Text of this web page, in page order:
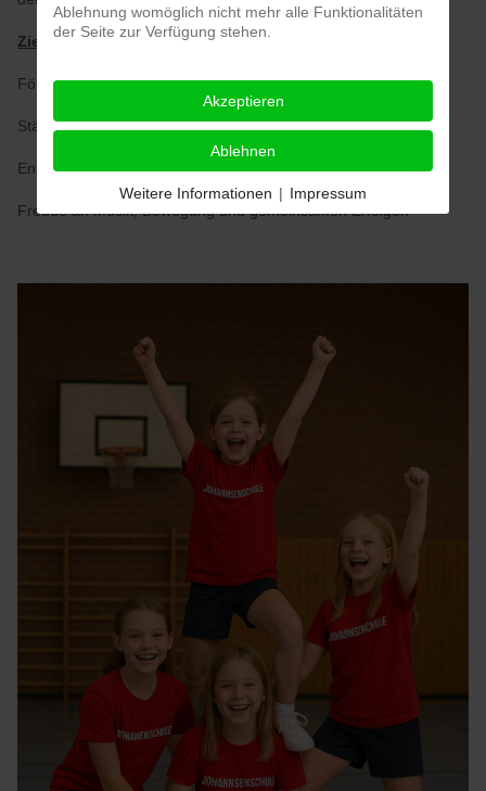
Ziele der Cheerleader-AG
Förderung von Körpergefühl, Rhythmus und Koordination
Stärkung des Selbstvertrauens und der Ausdrucksfähigkeit
Entwicklung von Teamgeist, Rücksichtnahme und Kreativität
Freude an Musik, Bewegung und gemeinsamen Erfolgen
Ablehnung womöglich nicht mehr alle Funktionalitäten
der Seite zur Verfügung stehen.
Akzeptieren
Ablehnen
Weitere Informationen | Impressum